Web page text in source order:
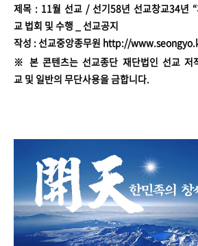
제목 : 11월 선교 / 선기58년 선교창교34년
교 법회 및 수행 _ 선교공지
작성 : 선교중앙종무원 http://
※ 본 콘텐츠는 선교종단 재단법인 선교 저
교 및 일반의 무단사용을 금합니다.